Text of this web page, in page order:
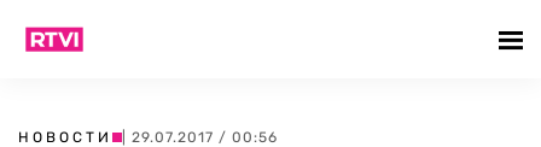
НОВОСТИ | 29.07.2017 / 00:56